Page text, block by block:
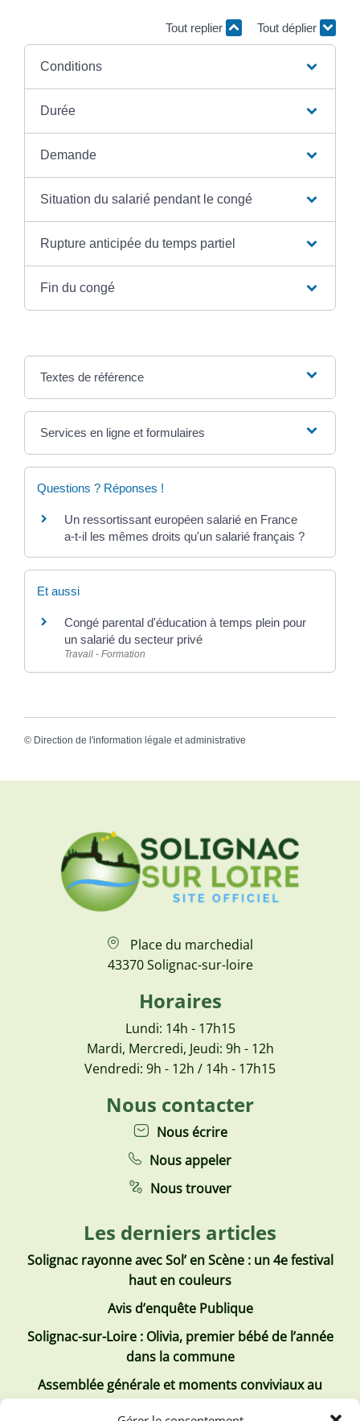
Tout replier Tout déplier
Conditions
Durée
Demande
Situation du salarié pendant le congé
Rupture anticipée du temps partiel
Fin du congé
Textes de référence
Services en ligne et formulaires
Questions ? Réponses !
Un ressortissant européen salarié en France
a-t-il les mêmes droits qu'un salarié français ?
Et aussi
Congé parental d'éducation à temps plein pour
un salarié du secteur privé
Travail - Formation
© Direction de l'information légale et administrative
Place du marchedial
43370 Solignac-sur-loire
Horaires
Lundi: 14h - 17h15
Mardi, Mercredi, Jeudi: 9h - 12h
Vendredi: 9h - 12h / 14h - 17h15
Nous contacter
Nous écrire
Nous appeler
Nous trouver
Les derniers articles
Solignac rayonne avec Sol’ en Scène : un 4e festival
haut en couleurs
Avis d’enquête Publique
Solignac-sur-Loire : Olivia, premier bébé de l’année
dans la commune
Assemblée générale et moments conviviaux au